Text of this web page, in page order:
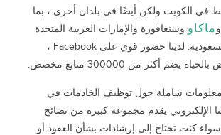
في الكويت ولكن أيضًا في بلدان أخرى ، بما
ماكاو وسنغافورة والإمارات العربية المتحدة
والمملكة العربية السعودية. لدينا حضور قوي على Facebook ،
يضم أكثر من 300000 متابع مخصص.
شاملة حول توظيف الخادمات في
الإلكتروني يقدم مجموعة كبيرة من نصائح
سواء كنت تحتاج إلى إرشادات بشأن العقود أو